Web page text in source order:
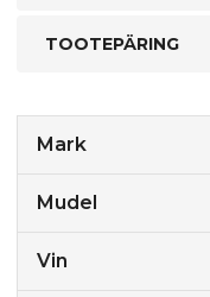
TOOTEPÄRING
Mark
Mudel
Vin